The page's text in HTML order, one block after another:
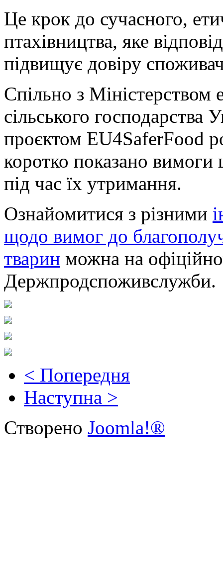
Це крок до сучасного,
птахівництва, яке
підвищує довіру
Спільно з Міністерством
сільського господарства
проєктом EU4SaferFood
коротко показано
під час їх утримання.
Ознайомитися з різними
щодо вимог до
тварин можна на
Держпродспоживслужби.
< Попередня
Наступна >
Створено Joomla!®